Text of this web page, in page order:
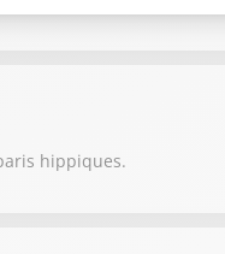
hippiques.